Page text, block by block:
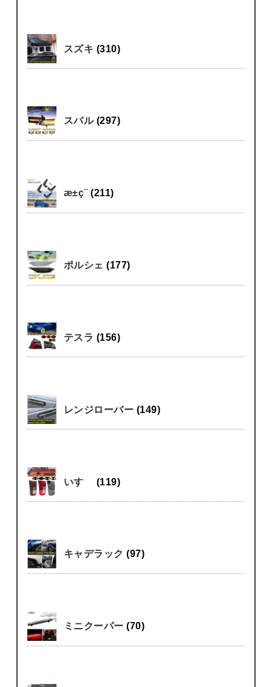
スズキ (310)
スバル (297)
æ±ç¨(211)
ポルシェ(177)
テスラ (156)
レンジローバー (149)
いすゞ (119)
キャデラック(97)
ミニクーパー(70)